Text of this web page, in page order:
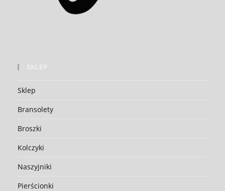
SKLEP
Sklep
Bransolety
Broszki
Kolczyki
Naszyjniki
Pierścionki